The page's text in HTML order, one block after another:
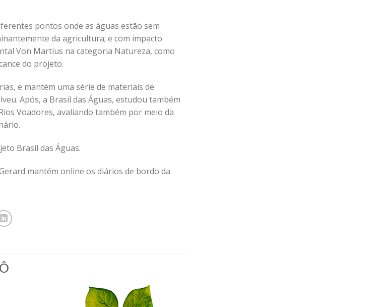
pontos onde as águas estão sem
da agricultura; e com impacto
Von Martius na categoria Natureza, como
do projeto.
e mantém uma série de materiais de
Após, a Brasil das Águas, estudou também
Voadores, avaliando também por meio da
Brasil das Águas.
mantém online os diários de bordo da